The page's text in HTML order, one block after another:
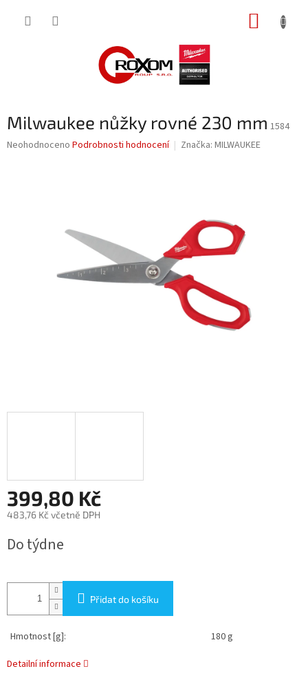
Milwaukee nůžky rovné 230 mm 1584
Průměrné
Neohodnoceno Podrobnosti hodnocení Značka: MILWAUKEE
399,80 Kč
483,76 Kč včetně DPH
cena:
Do týdne
Přidat do košíku
Hmotnost [g]:
180 g
Detailní informace